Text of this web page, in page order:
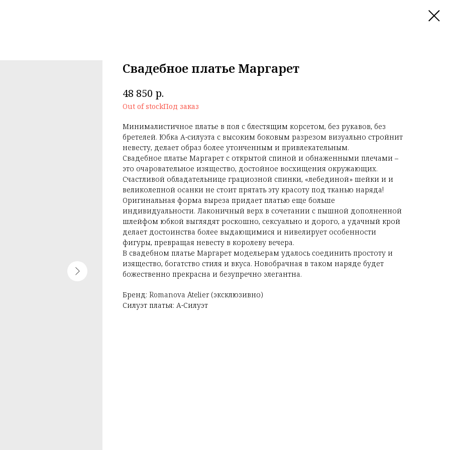
Свадебное платье Маргарет
48 850 р.
Out of stock
Минималистичное платье в пол с блестящим корсетом, без рукавов, без
бретелей. Юбка А-силуэта с высоким боковым разрезом визуально стройнит
невесту, делает образ более утонченным и привлекательным.
Свадебное платье Маргарет с открытой спиной и обнаженными плечами –
это очаровательное изящество, достойное восхищения окружающих.
Счастливой обладательнице грациозной спинки, «лебединой» шейки и и
великолепной осанки не стоит прятать эту красоту под тканью наряда!
Оригинальная форма выреза придает платью еще больше
индивидуальности. Лаконичный верх в сочетании с пышной дополненной
шлейфом юбкой выглядят роскошно, сексуально и дорого, а удачный крой
делает достоинства более выдающимися и нивелирует особенности
фигуры, превращая невесту в королеву вечера.
В свадебном платье Маргарет модельерам удалось соединить простоту и
изящество, богатство стиля и вкуса. Новобрачная в таком наряде будет
божественно прекрасна и безупречно элегантна.
Бренд: Romanova Atelier (эксклюзивно)
Силуэт платья: А-Силуэт